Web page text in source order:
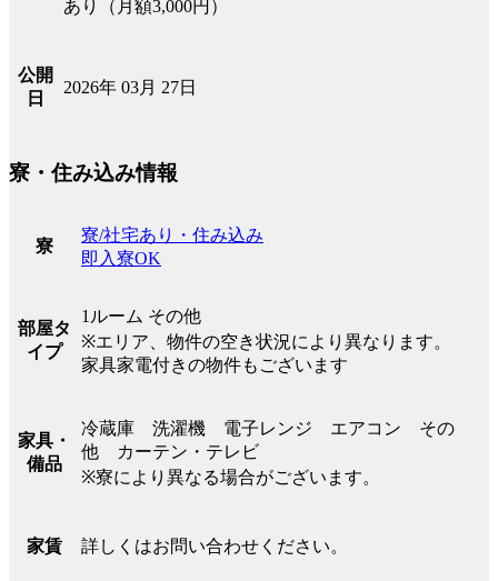
あり（月額3,000円）
公開
日
2026年 03月 27日
寮・住み込み情報
寮
寮/社宅あり・住み込み
即入寮OK
部屋タ
イプ
1ルーム その他
※エリア、物件の空き状況により異なります。
家具家電付きの物件もございます
家具・
備品
冷蔵庫 洗濯機 電子レンジ エアコン その
他 カーテン・テレビ
※寮により異なる場合がございます。
家賃 詳しくはお問い合わせください。